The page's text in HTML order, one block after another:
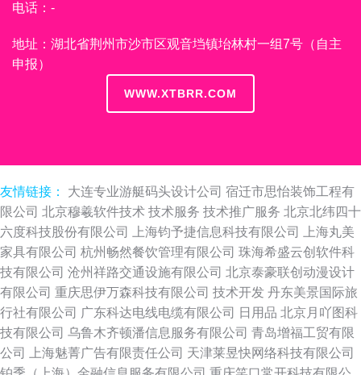
电话：-
地址：湖北省荆州市沙市区观音垱镇坮林村一组7号（自主
申报）
WWW.XTBRR.COM
友情链接： 大连专业游艇码头设计公司 宿迁市思怡装饰工程有
限公司 北京穆羲软件技术 技术服务 技术推广服务 北京北纬四十
六度科技股份有限公司
上海钧予捷信息科技有限公司
上海丸美
家具有限公司 杭州畅然餐饮管理有限公司 珠海希盛云创软件科
技有限公司 沧州祥路交通设施有限公司 北京泰豪联创动漫设计
有限公司 重庆思伊万森科技有限公司 技术开发 丹东美景国际旅
行社有限公司 广东科达电线电缆有限公司 日用品 北京月吖图科
技有限公司 乌鲁木齐顿潘信息服务有限公司 青岛增福工贸有限
公司
上海魅菁广告有限责任公司 天津莱昱快网络科技有限公司